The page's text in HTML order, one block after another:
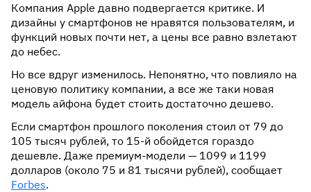
Компания Apple давно подвергается критике. И
дизайны у смартфонов не нравятся пользователям, и
функций новых почти нет, а цены все равно взлетают
до небес.
Но все вдруг изменилось. Непонятно, что повлияло на
ценовую политику компании, а все же таки новая
модель айфона будет стоить достаточно дешево.
Если смартфон прошлого поколения стоил от 79 до
105 тысяч рублей, то 15-й обойдется гораздо
дешевле. Даже премиум-модели — 1099 и 1199
долларов (около 75 и 81 тысячи рублей), сообщает
Forbes.